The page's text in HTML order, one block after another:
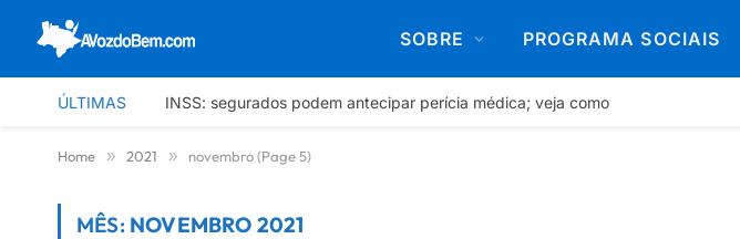
SOBRE PROGRAMA SOCIAIS
ÚLTIMAS INSS: segurados podem antecipar perícia médica; veja como
Home » 2021 » novembro (Page 5)
MÊS: NOVEMBRO 2021